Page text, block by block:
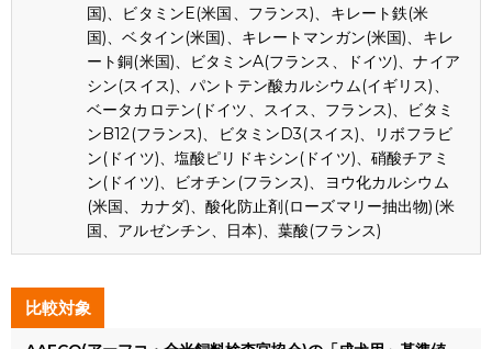
国)、ビタミンE(米国、フランス)、キレート鉄(米
国)、ベタイン(米国)、キレートマンガン(米国)、キレ
ート銅(米国)、ビタミンA(フランス、ドイツ)、ナイア
シン(スイス)、パントテン酸カルシウム(イギリス)、
ベータカロテン(ドイツ、スイス、フランス)、ビタミ
ンB12(フランス)、ビタミンD3(スイス)、リボフラビ
ン(ドイツ)、塩酸ピリドキシン(ドイツ)、硝酸チアミ
ン(ドイツ)、ビオチン(フランス)、ヨウ化カルシウム
(米国、カナダ)、酸化防止剤(ローズマリー抽出物)(米
国、アルゼンチン、日本)、葉酸(フランス)
比較対象